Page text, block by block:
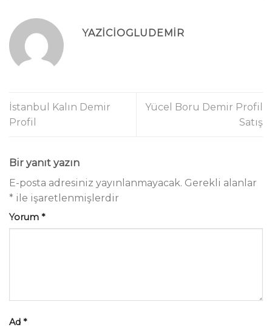
YAZICIOGLUDEMIR
İstanbul Kalın Demir
Profil
Yücel Boru Demir Profil
Satış
Bir yanıt yazın
E-posta adresiniz yayınlanmayacak. Gerekli alanlar
* ile işaretlenmişlerdir
Yorum *
Ad *